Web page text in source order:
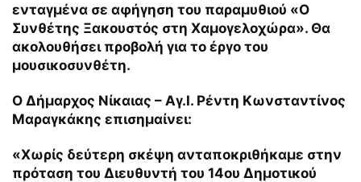
ενταγμένα σε αφήγηση του παραμυθιού «Ο
Συνθέτης Ξακουστός στη Χαμογελοχώρα». Θα
ακολουθήσει προβολή για το έργο του
μουσικοσυνθέτη.
Ο Δήμαρχος Νίκαιας – Αγ.Ι. Ρέντη Κωνσταντίνος
Μαραγκάκης επισημαίνει:
«Χωρίς δεύτερη σκέψη ανταποκριθήκαμε στην
πρόταση του Διευθυντή του 14ου Δημοτικού